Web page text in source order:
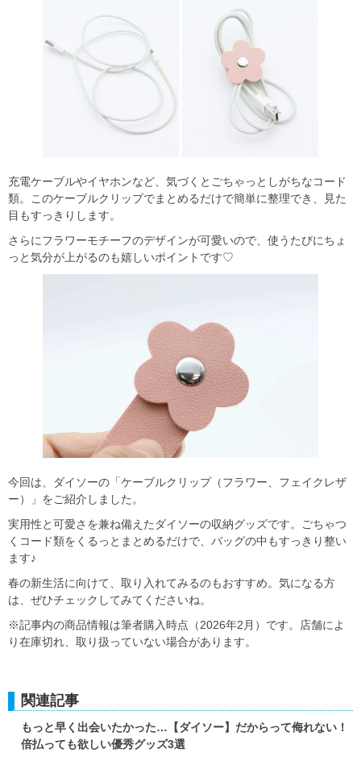
充電ケーブルやイヤホンなど、気づくとごちゃっとしがちなコード
類。このケーブルクリップでまとめるだけで簡単に整理でき、見た
目もすっきりします。
さらにフラワーモチーフのデザインが可愛いので、使うたびにちょ
っと気分が上がるのも嬉しいポイントです♡
今回は、ダイソーの「ケーブルクリップ（フラワー、フェイクレザ
ー）」をご紹介しました。
実用性と可愛さを兼ね備えたダイソーの収納グッズです。ごちゃつ
くコード類をくるっとまとめるだけで、バッグの中もすっきり整い
ます♪
春の新生活に向けて、取り入れてみるのもおすすめ。気になる方
は、ぜひチェックしてみてくださいね。
※記事内の商品情報は筆者購入時点（2026年2月）です。店舗によ
り在庫切れ、取り扱っていない場合があります。
関連記事
もっと早く出会いたかった…【ダイソー】だからって侮れない！
倍払っても欲しい優秀グッズ3選